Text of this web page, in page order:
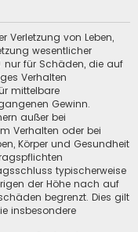
Verletzung von Leben,
wesentlicher
für Schäden, die auf
Verhalten
mittelbare
Gewinn.
außer bei
Verhalten oder bei
Körper und Gesundheit
typischerweise
der Höhe nach auf
begrenzt. Dies gilt
insbesondere